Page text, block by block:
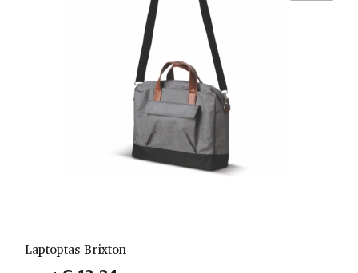
Laptoptas Brixton